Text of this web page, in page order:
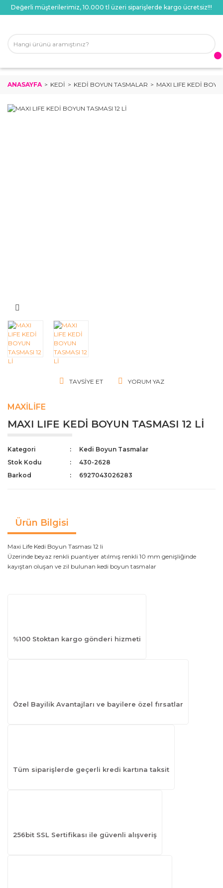
Değerli müşterilerimiz, 10.000 tl üzeri siparişlerde kargo ücretsiz!!!
ANASAYFA KEDI KEDI BOYUN TASMALAR MAXI LIFE KEDİ
TAVSIYE ET YORUM YAZ
MAXILIFE
MAXI LIFE KEDİ BOYUN TASMASI 12 Lİ
Kategori
Kedi Boyun Tasmalar
Stok Kodu
430-2628
Barkod
6927043026283
Ürün Bilgisi
Maxi Life Kedi Boyun Tasması 12 li
Üzerinde beyaz renkli puantiyer atılmış renkli 10 mm genişliğinde
kayıştan oluşan ve zil bulunan kedi boyun tasmalar
%100 Stoktan kargo gönderi hizmeti
Özel Bayilik Avantajları ve bayilere özel fırsatlar
Tüm siparişlerde geçerli kredi kartına taksit
256bit SSL Sertifikası ile güvenli alışveriş